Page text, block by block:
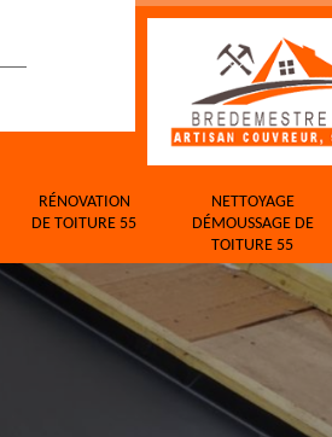
RÉNOVATION
DE TOITURE 55
NETTOYAGE
DÉMOUSSAGE DE
TOITURE 55